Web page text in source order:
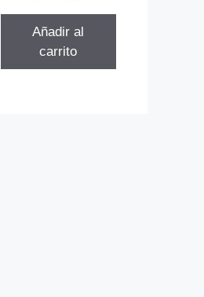
era:
$196.751.
Añadir al
carrito